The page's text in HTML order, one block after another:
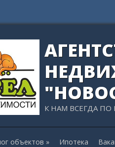
К НАМ ВСЕГДА ПО
объектов » Ипотека